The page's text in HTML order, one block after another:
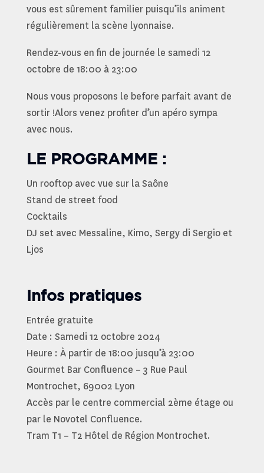
vous est sûrement familier puisqu’ils animent
régulièrement la scène lyonnaise.
Rendez-vous en fin de journée le samedi 12
octobre de 18:00 à 23:00
Nous vous proposons le before parfait avant de
sortir !Alors venez profiter d’un apéro sympa
avec nous.
LE PROGRAMME :
Un rooftop avec vue sur la Saône
Stand de street food
Cocktails
DJ set avec Messaline, Kimo, Sergy di Sergio et
Ljos
Infos pratiques
Entrée gratuite
Date : Samedi 12 octobre 2024
Heure : À partir de 18:00 jusqu’à 23:00
Gourmet Bar Confluence – 3 Rue Paul
Montrochet, 69002 Lyon
Accès par le centre commercial 2ème étage ou
par le Novotel Confluence.
Tram T1 – T2 Hôtel de Région Montrochet.